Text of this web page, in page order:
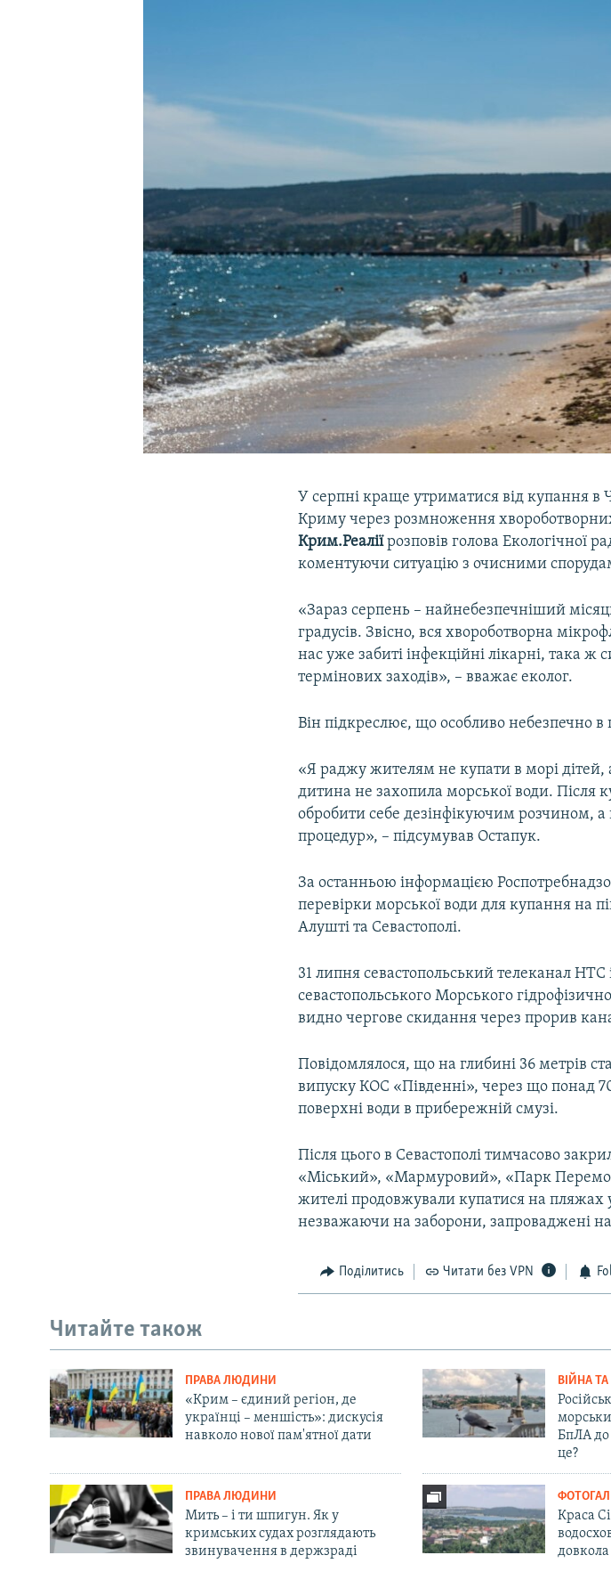
У серпні краще утриматися від купання в
Криму через розмноження
Крим.Реаліїрозповів голова Екологічної
коментуючи ситуацію з очисними
«Зараз серпень – найнебезпечніший
градусів. Звісно, вся хвороботворна
нас уже забиті інфекційні лікарні, така
термінових заходів», – вважає еколог.
Він підкреслює, що особливо небезпечно в
«Я раджу жителям не купати в морі
дитина не захопила морської води. Після
обробити себе дезінфікуючим розчином,
процедур», – підсумував Остапук.
За останньою інформацією
перевірки морської води для купання на
Алушті та Севастополі.
31 липня севастопольський телеканал
севастопольського Морського
видно чергове скидання через прорив
Повідомлялося, що на глибині 36 метрів
випуску КОС «Південні», через що понад
поверхні води в прибережній смузі.
Після цього в Севастополі тимчасово
«Міський», «Мармуровий», «Парк
жителі продовжували купатися на
незважаючи на заборони, запроваджені
Поділитись Читати без VPN
Читайте також
ПРАВА ЛЮДИНИ
«Крим – єдиний регіон, де
українці – меншість»: дискусія
навколо нової пам'ятної дати
ВІЙНА
БпЛА до
це?
ПРАВА ЛЮДИНИ
Мить – і ти шпигун. Як у
кримських судах розглядають
звинувачення в держзраді
Краса
довкола